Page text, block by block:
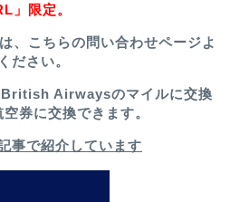
」限定。
、 こちらの問い合わせページよ
ださい。
British Airwaysのマイルに交換
券に交換できます。
事で紹介しています